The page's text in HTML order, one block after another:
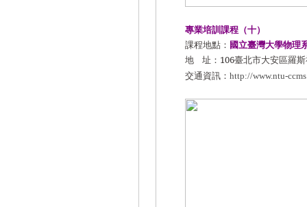
專業培訓課程（十）
課程地點： 國立臺灣大學物理
地
址： 106臺北市大安區羅
交通資訊： http://www.ntu-